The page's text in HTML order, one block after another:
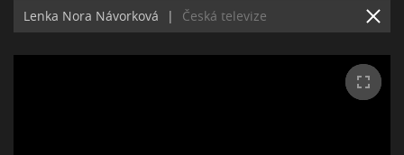
Lenka Nora Návorková | Česká televize